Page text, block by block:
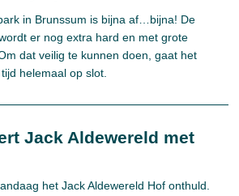
in Brunssum is bijna af…bijna! De
er nog extra hard en met grote
dat veilig te kunnen doen, gaat het
helemaal op slot.
Jack Aldewereld met
het Jack Aldewereld Hof onthuld.